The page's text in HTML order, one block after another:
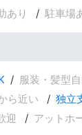
あり 駐車場
服装・髪型
ら近い 独立
迎 アットホ